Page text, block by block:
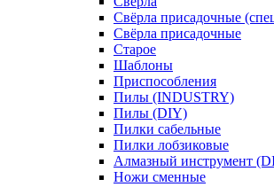
Свёрла присадочные
Свёрла присадочные
Старое
Шаблоны
Приспособления
Пилы (INDUSTRY)
Пилы (DIY)
Пилки сабельные
Пилки лобзиковые
Алмазный инструмент
Ножи сменные